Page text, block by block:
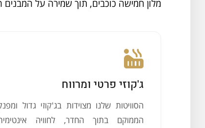
מלון חמישה כוכבים, תוך שמירה על
ג'קוזי פרטי ומרווח
הסוויטות שלנו מצוידות בג'קוזי גדול
הממוקם בתוך החדר, לחוויה